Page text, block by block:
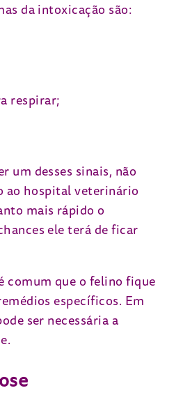
da intoxicação são:
respirar;
um desses sinais, não
ao hospital veterinário
mais rápido o
ele terá de ficar
comum que o felino fique
específicos. Em
ser necessária a